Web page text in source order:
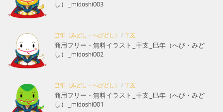
し）_midoshi003
巳年（みどし・へびどし） / 干支
商用フリー・無料イラスト_干支_巳年（へび・みど
し）_midoshi002
巳年（みどし・へびどし） / 干支
商用フリー・無料イラスト_干支_巳年（へび・みど
し）_midoshi001